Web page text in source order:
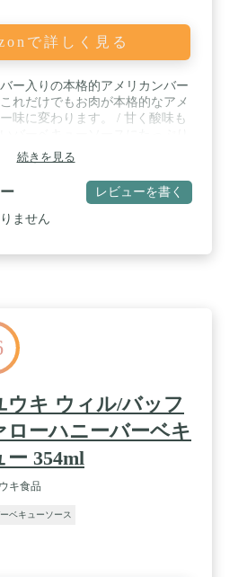
で詳しく見る
ー入りの本格的アメリカンバー
れだけでもお肉が本格的なアメ
味に変わります。 / 甘く酸味も
にも馴染みのあるうまみ成分と
加え味の深みを出しました。 /
バーベキューに合います。
続きを見る
レビューを書く
ません
ウキ ウィル/バッフ
ローハニーバーベキ
ー 354ml
キ食品
ベキューソース